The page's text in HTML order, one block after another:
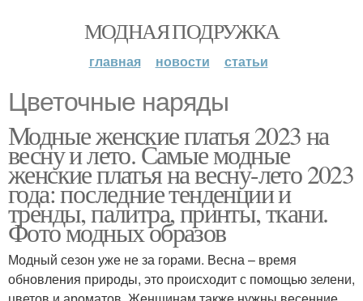
МОДНАЯ ПОДРУЖКА
главная новости статьи
Цветочные наряды
Модные женские платья 2023 на
весну и лето. Самые модные
женские платья на весну-лето 2023
года: последние тенденции и
тренды, палитра, принты, ткани.
Фото модных образов
Модный сезон уже не за горами. Весна – время
обновления природы, это происходит с помощью зелени,